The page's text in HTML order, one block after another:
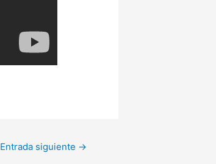
Entrada siguiente →